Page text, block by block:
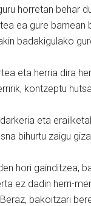
horretan behar
ea gure barnean
badakigulako
eta herria dira
kontzeptu
eta
bihurtu zaigu
hori gainditzea,
ez dadin herri-
bakoitzari